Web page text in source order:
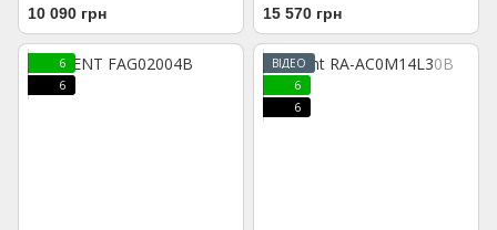
10 090 грн 15 570 грн
6
6
ВІДЕО
6
6